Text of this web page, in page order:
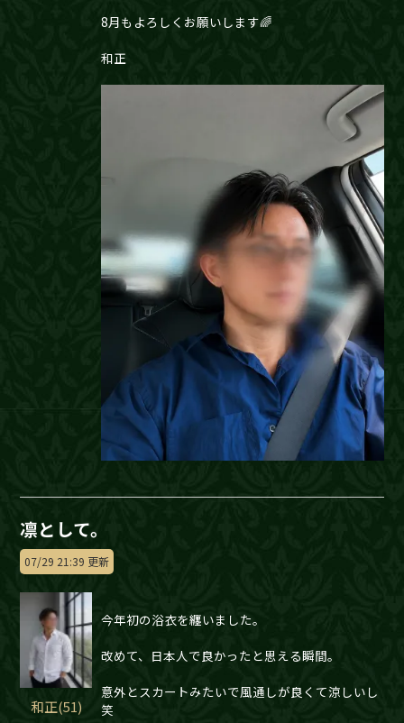
8月もよろしくお願いします🌈
和正
凛として。
07/29 21:39 更新
和正(51)
今年初の浴衣を纏いました。
改めて、日本人で良かったと思える瞬間。
意外とスカートみたいで風通しが良くて涼しいし
笑